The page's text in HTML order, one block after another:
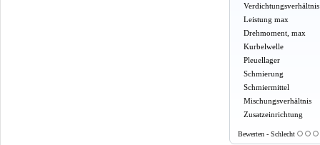
Verdichtungsverhältnis
Leistung max
Drehmoment, max
Kurbelwelle
Pleuellager
Schmierung
Schmiermittel
Mischungsverhältnis
Zusatzeinrichtung
Bewerten - Schlecht